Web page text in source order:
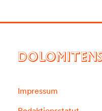
Impressum